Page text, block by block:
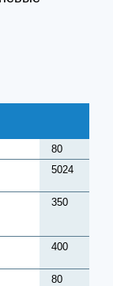
80
5024
350
400
80